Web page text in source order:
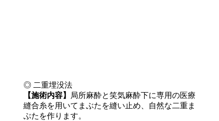
◎ 二重埋没法
【施術内容】
局所麻酔と笑気麻酔下に専用の医療
縫合糸を用いてまぶたを縫い止め、自然な二重ま
ぶたを作ります。